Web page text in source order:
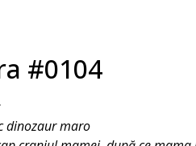
#0104
dinozaur maro